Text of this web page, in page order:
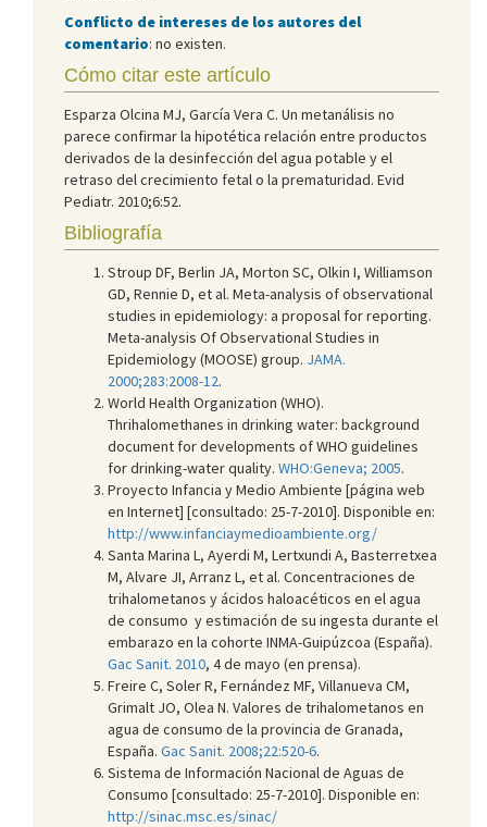
Conflicto de intereses de los autores del
comentario: no existen.
Cómo citar este artículo
Esparza Olcina MJ, García Vera C. Un metanálisis no
parece confirmar la hipotética relación entre productos
derivados de la desinfección del agua potable y el
retraso del crecimiento fetal o la prematuridad. Evid
Pediatr. 2010;6:52.
Bibliografía
Stroup DF, Berlin JA, Morton SC, Olkin I, Williamson
GD, Rennie D, et al. Meta-analysis of observational
studies in epidemiology: a proposal for reporting.
Meta-analysis Of Observational Studies in
Epidemiology (MOOSE) group. JAMA.
2000;283:2008-12.
World Health Organization (WHO).
Thrihalomethanes in drinking water: background
document for developments of WHO guidelines
for drinking-water quality. WHO:Geneva; 2005.
Proyecto Infancia y Medio Ambiente [página web
en Internet] [consultado: 25-7-2010]. Disponible en:
http://www.infanciaymedioambiente.org/
Santa Marina L, Ayerdi M, Lertxundi A, Basterretxea
M, Alvare JI, Arranz L, et al. Concentraciones de
trihalometanos y ácidos haloacéticos en el agua
de consumo y estimación de su ingesta durante el
embarazo en la cohorte INMA-Guipúzcoa (España).
Gac Sanit. 2010, 4 de mayo (en prensa).
Freire C, Soler R, Fernández MF, Villanueva CM,
Grimalt JO, Olea N. Valores de trihalometanos en
agua de consumo de la provincia de Granada,
España. Gac Sanit. 2008;22:520-6.
Sistema de Información Nacional de Aguas de
Consumo [consultado: 25-7-2010]. Disponible en:
http://sinac.msc.es/sinac/